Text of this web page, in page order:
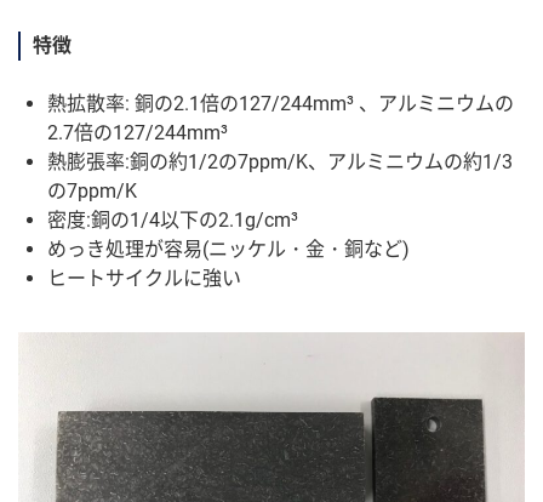
特徴
熱拡散率: 銅の2.1倍の127/244mm³ 、アルミニウムの
2.7倍の127/244mm³
熱膨張率:銅の約1/2の7ppm/K、アルミニウムの約1/3
の7ppm/K
密度:銅の1/4以下の2.1g/cm³
めっき処理が容易(ニッケル・金・銅など)
ヒートサイクルに強い